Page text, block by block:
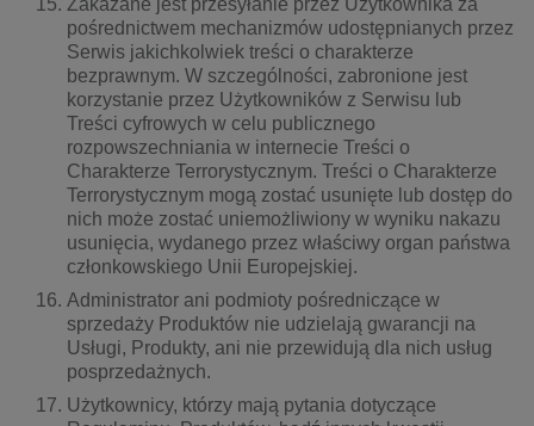
Zakazane jest przesyłanie przez Użytkownika za
pośrednictwem mechanizmów udostępnianych przez
Serwis jakichkolwiek treści o charakterze
bezprawnym. W szczególności, zabronione jest
korzystanie przez Użytkowników z Serwisu lub
Treści cyfrowych w celu publicznego
rozpowszechniania w internecie Treści o
Charakterze Terrorystycznym. Treści o Charakterze
Terrorystycznym mogą zostać usunięte lub dostęp do
nich może zostać uniemożliwiony w wyniku nakazu
usunięcia, wydanego przez właściwy organ państwa
członkowskiego Unii Europejskiej.
Administrator ani podmioty pośredniczące w
sprzedaży Produktów nie udzielają gwarancji na
Usługi, Produkty, ani nie przewidują dla nich usług
posprzedażnych.
Użytkownicy, którzy mają pytania dotyczące